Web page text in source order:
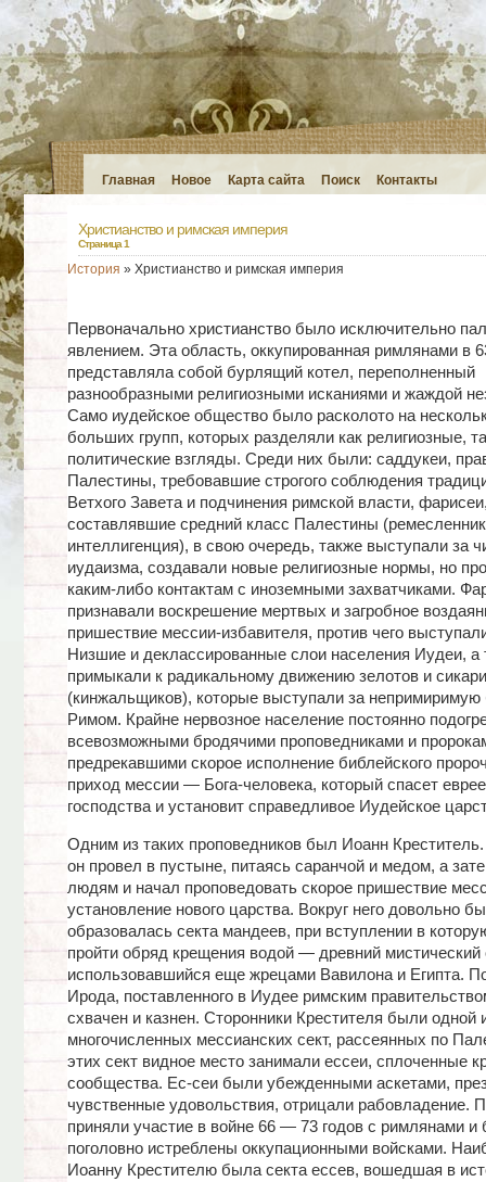
Главная Новое Карта сайта Поиск Контакты
Христианство и римская империя
Страница 1
История » Христианство и римская империя
Первоначально христианство было исключительно
явлением. Эта область, оккупированная римлянами в
представляла собой бурлящий котел, переполненный
разнообразными религиозными исканиями и жаждой
Само иудейское общество было расколото на
больших групп, которых разделяли как религиозные,
политические взгляды. Среди них были: саддукеи,
Палестины, требовавшие строгого соблюдения
Ветхого Завета и подчинения римской власти,
составлявшие средний класс Палестины
интеллигенция), в свою очередь, также выступали за
иудаизма, создавали новые религиозные нормы, но
каким-либо контактам с иноземными захватчиками.
признавали воскрешение мертвых и загробное
пришествие мессии-избавителя, против чего
Низшие и деклассированные слои населения Иудеи, а
примыкали к радикальному движению зелотов и
(кинжальщиков), которые выступали за непримиримую
Римом. Крайне нервозное население постоянно
всевозможными бродячими проповедниками и
предрекавшими скорое исполнение библейского
приход мессии — Бога-человека, который спасет
господства и установит справедливое Иудейское
Одним из таких проповедников был Иоанн
он провел в пустыне, питаясь саранчой и медом, а
людям и начал проповедовать скорое пришествие
установление нового царства. Вокруг него довольно
образовалась секта мандеев, при вступлении в
пройти обряд крещения водой — древний мистический
использовавшийся еще жрецами Вавилона и Египта.
Ирода, поставленного в Иудее римским
схвачен и казнен. Сторонники Крестителя были одной
многочисленных мессианских сект, рассеянных по
этих сект видное место занимали ессеи, сплоченные
сообщества. Ес-сеи были убежденными аскетами,
чувственные удовольствия, отрицали рабовладение.
приняли участие в войне 66 — 73 годов с римлянами и
поголовно истреблены оккупационными войсками.
Иоанну Крестителю была секта ессев, вошедшая в